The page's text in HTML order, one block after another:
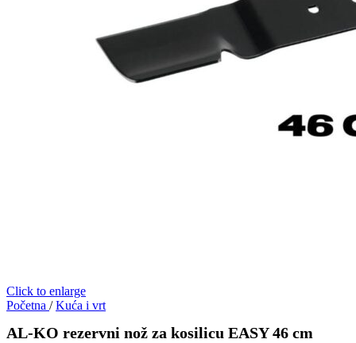
Click to enlarge
Početna / Kuća i vrt
AL-KO rezervni nož za kosilicu EASY 46 cm